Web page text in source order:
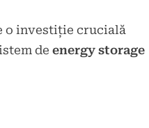
o investiție crucială
de energy storage